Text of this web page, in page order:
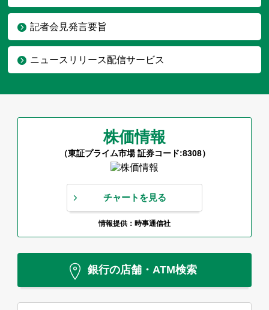
記者会見発言要旨
ニュースリリース配信サービス
株価情報
（東証プライム市場 証券コード:8308）
チャートを見る
情報提供：時事通信社
銀行の店舗・ATM検索